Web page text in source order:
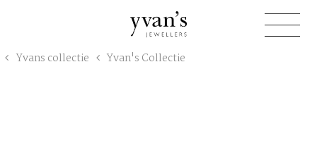
Jewellers
Yvans collectie Yvan's Collectie